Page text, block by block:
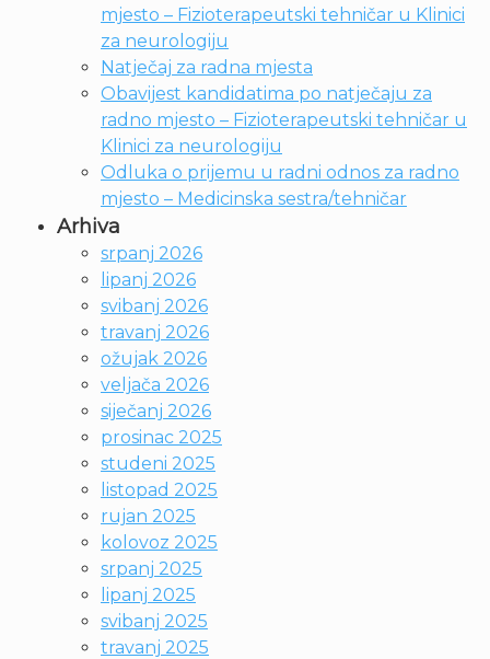
mjesto – Fizioterapeutski tehničar u Klinici
za neurologiju
Natječaj za radna mjesta
Obavijest kandidatima po natječaju za
radno mjesto – Fizioterapeutski tehničar u
Klinici za neurologiju
Odluka o prijemu u radni odnos za radno
mjesto – Medicinska sestra/tehničar
Arhiva
srpanj 2026
lipanj 2026
svibanj 2026
travanj 2026
ožujak 2026
veljača 2026
siječanj 2026
prosinac 2025
studeni 2025
listopad 2025
rujan 2025
kolovoz 2025
srpanj 2025
lipanj 2025
svibanj 2025
travanj 2025